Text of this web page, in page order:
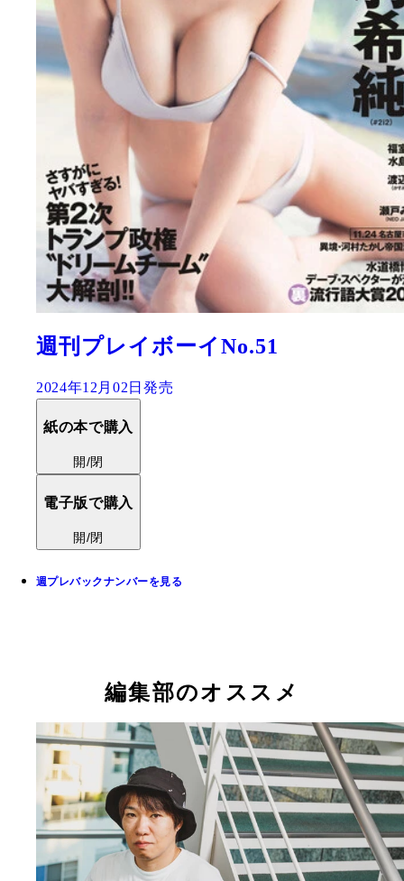
週刊プレイボーイNo.51
2024年12月02日発売
紙の本で購入
開/閉
電子版で購入
開/閉
週プレバックナンバーを見る
編集部のオススメ